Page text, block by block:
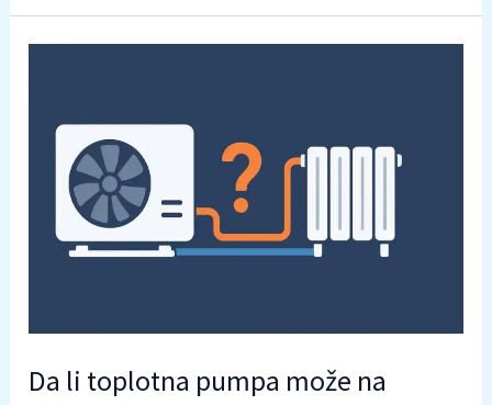
Da li toplotna pumpa može na